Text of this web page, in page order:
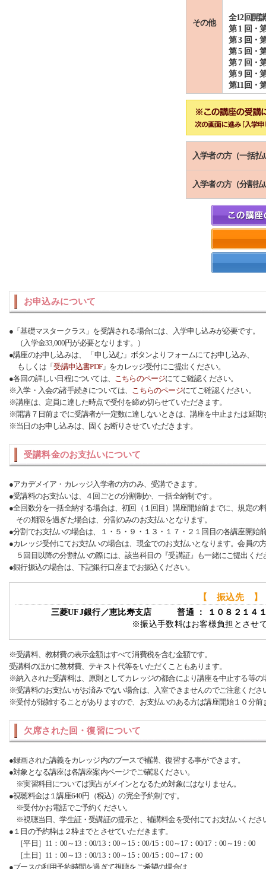
その他
全12回開
第 1 回・
第 3 回・
第 5 回・
第 7 回・
第 9 回・
第11回・
入学者の方（一括払
入学者の方（分割払
お申込みについて
●「基礎マスタークラス」を受講される場合には、入学申し込みが必要です。
（入学金33,000円が必要となります。）
●講座のお申し込みは、 「申し込む」ボタンよりフォームにてお申し込み、
もしくは「受講申込書PDF」をカレッジ受付にご提出ください。
●各回の詳しい日程については、 こちらのページにてご確認ください。
※入学・入会の諸手続きについては、 こちらのページにてご確認ください。
※講座は、定員に達した時点で受付を締め切らせていただきます。
※開講７日前までに受講者が一定数に達しないときは、講座を中止または延期
※当日のお申し込みは、固くお断りさせていただきます。
受講料金のお支払いについて
●アカデメイア・カレッジ入学者の方のみ、受講できます。
●受講料のお支払いは、４回ごとの分割制か、一括全納制です。
●全回数分を一括全納する場合は、初回（１回目）講座開始前までに、規定の
その期限を過ぎた場合は、分割のみのお支払いとなります。
●分割でお支払いの場合は、１・５・９・１３・１７・２１回目の各講座開始
●カレッジ受付にてお支払いの場合は、現金でのお支払いとなります。会員の
５回目以降の分割払いの際には、該当科目の『受講証』も一緒にご提出くだ
●銀行振込の場合は、下記銀行口座までお振込ください。
【 振込先 】
三菱UFJ銀行／恵比寿支店 普通 ： １０８２１
※振込手数料はお客様負担とさせ
※受講料、教材費の表示金額はすべて消費税を含む金額です。
受講料のほかに教材費、テキスト代等をいただくこともあります。
※納入された受講料は、原則としてカレッジの都合により講座を中止する等
※受講料のお支払いがお済みでない場合は、入室できませんのでご注意くださ
※受付が混雑することがありますので、お支払いのある方は講座開始１０分前
欠席された回・復習について
●録画された講義をカレッジ内のブースで補講、復習する事ができます。
●対象となる講座は各講座案内ページでご確認ください。
※実習科目については実占がメインとなるため対象にはなりません。
●視聴料金は１講座640円（税込）の完全予約制です。
※受付かお電話でご予約ください。
※視聴当日、学生証・受講証の提示と、補講料金を受付にてお支払いくださ
●１日の予約枠は２枠までとさせていただきます。
［平日］11：00～13：00/13：00～15：00/15：00～17：00/17：00～19：00
［土日］11：00～13：00/13：00～15：00/15：00～17：00
●ブースの利用予約時間を過ぎて視聴をご希望の場合は、